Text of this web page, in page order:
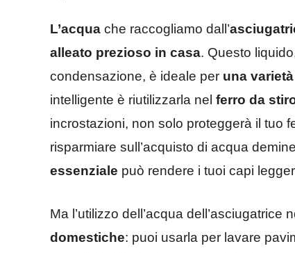
L’acqua che raccogliamo dall’
alleato prezioso in casa. Questo
condensazione, è ideale per una
intelligente è riutilizzarla nel ferro da
incrostazioni, non solo proteggerà il tuo
risparmiare sull’acquisto di acqua
essenziale può rendere i tuoi capi
Ma l’utilizzo dell’acqua dell’asciugatrice
domestiche: puoi usarla per lavare